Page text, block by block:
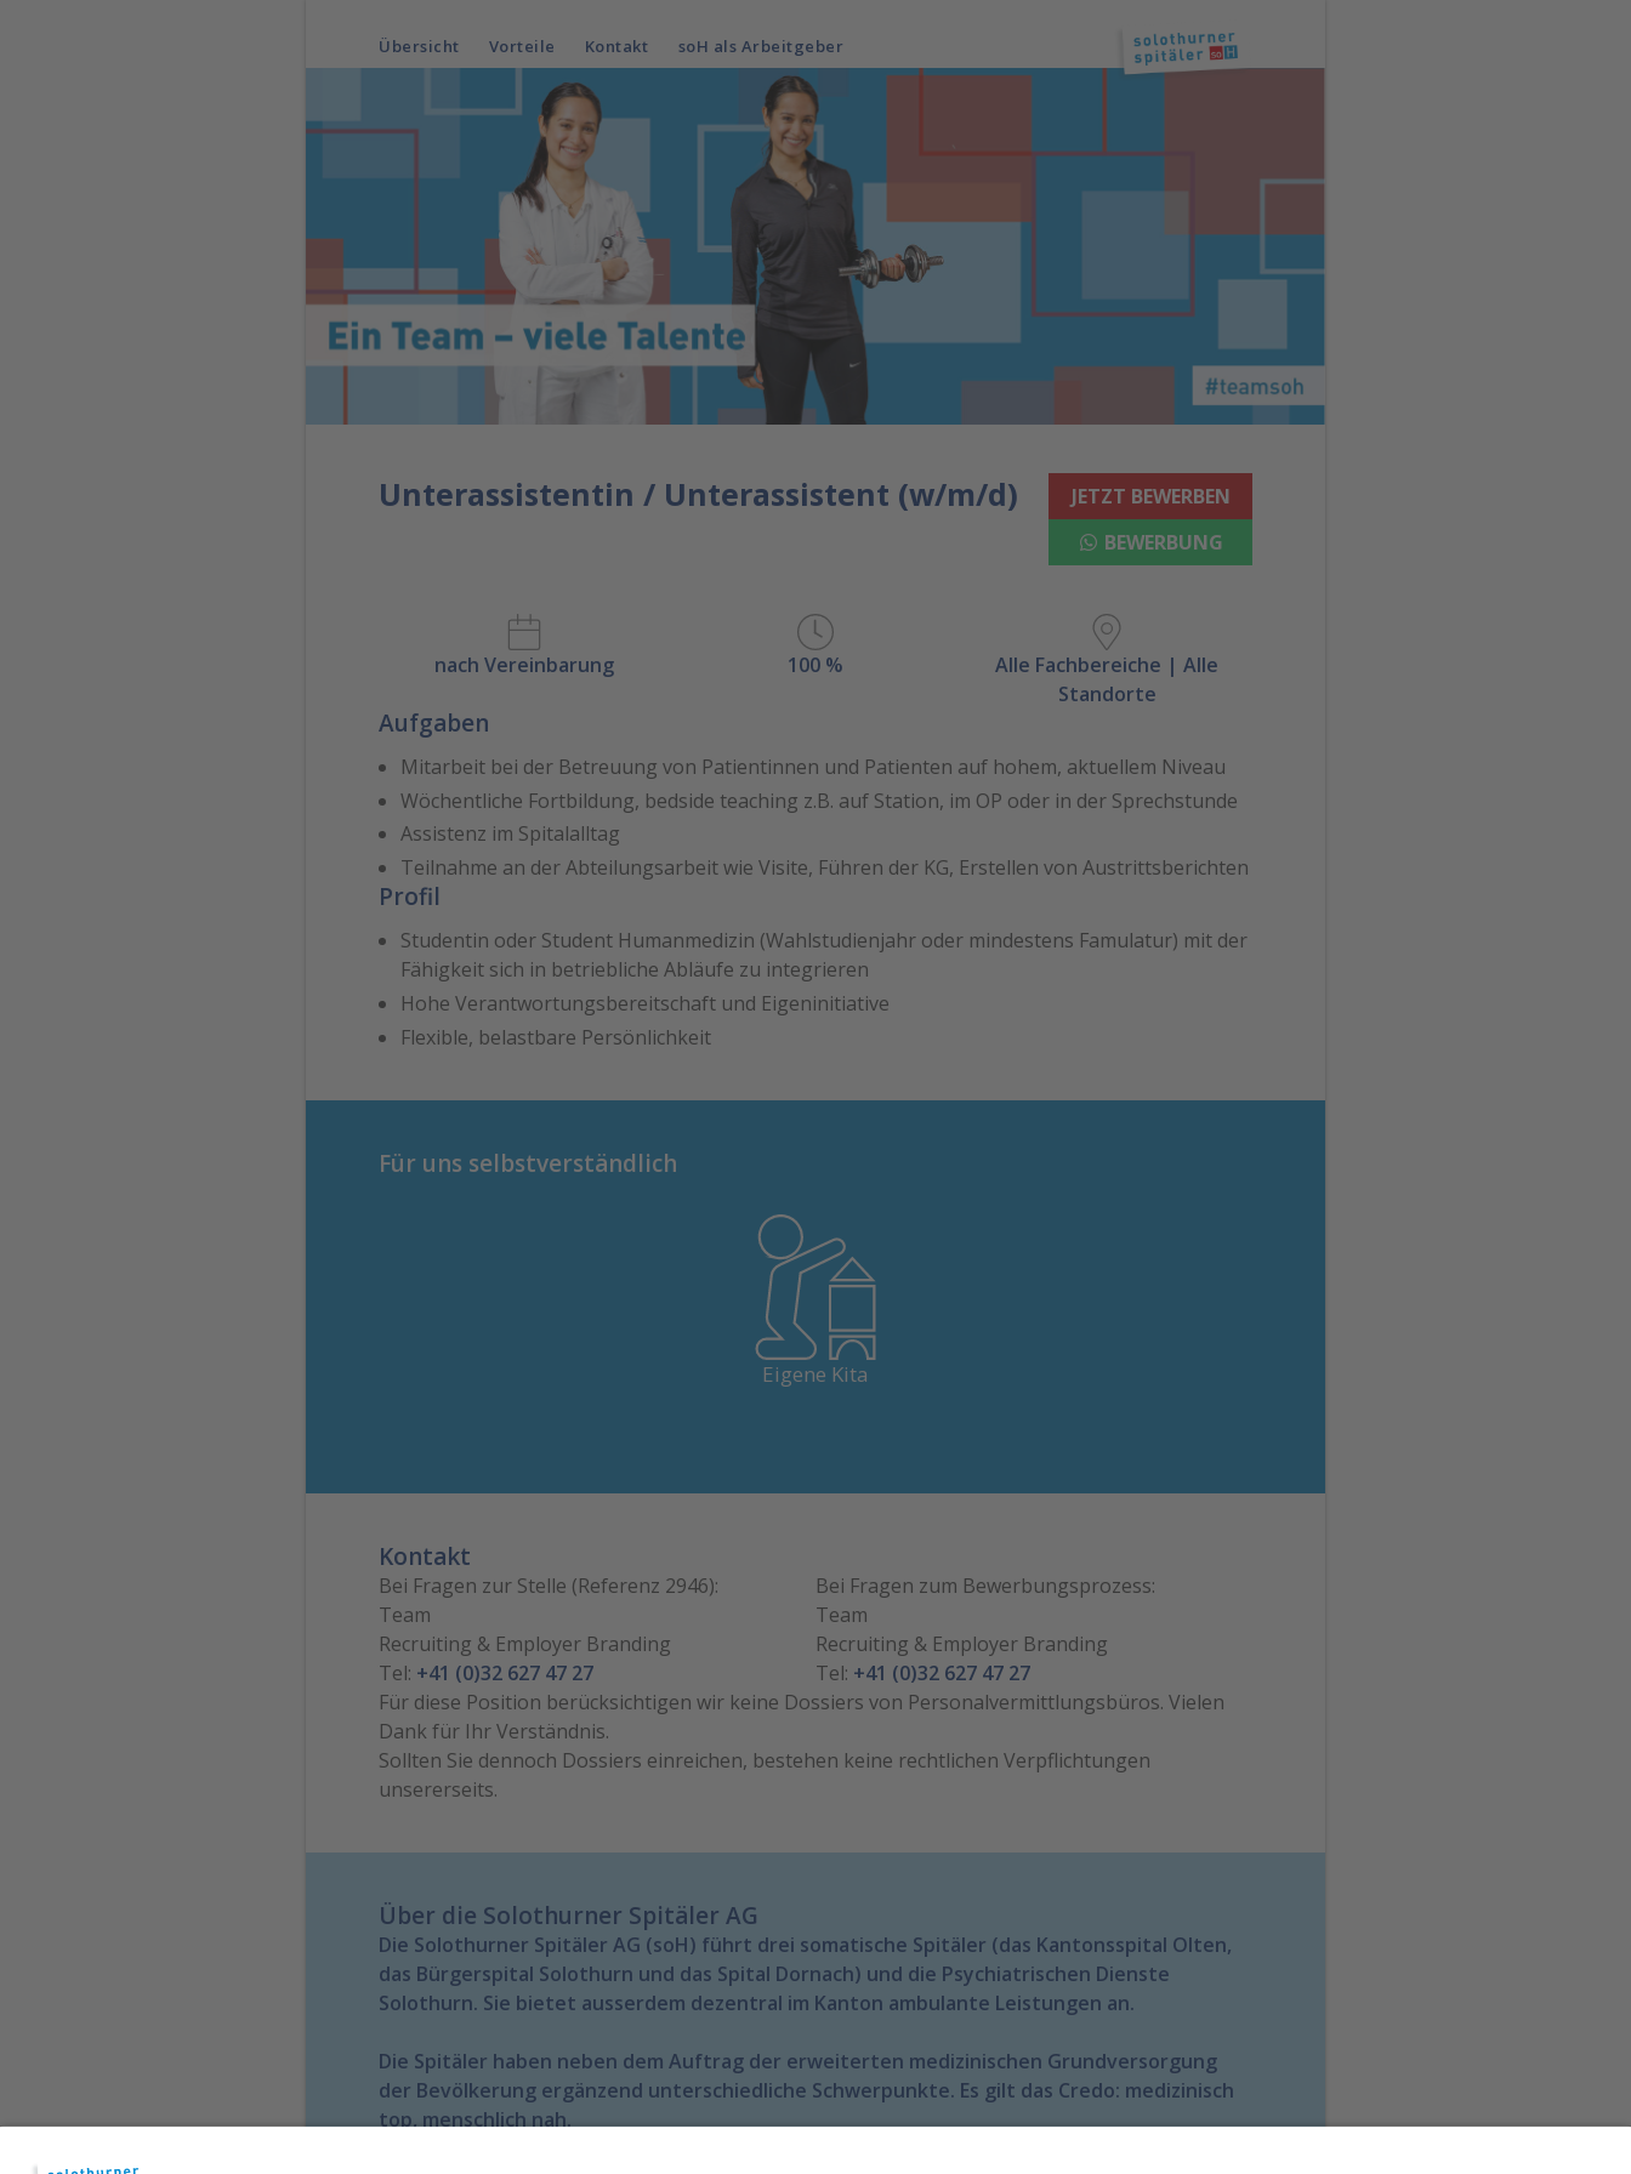
Übersicht Vorteile Kontakt soH als Arbeitgeber
Unterassistentin / Unterassistent (w/m/d)
JETZT BEWERBEN
BEWERBUNG
nach Vereinbarung 100 %
Alle Fachbereiche | Alle
Standorte
Aufgaben
Mitarbeit bei der Betreuung von Patientinnen und Patienten auf hohem, aktuellem Niveau
Wöchentliche Fortbildung, bedside teaching z.B. auf Station, im OP oder in der Sprechstunde
Assistenz im Spitalalltag
Teilnahme an der Abteilungsarbeit wie Visite, Führen der KG, Erstellen von Austrittsberichten
Profil
Studentin oder Student Humanmedizin (Wahlstudienjahr oder mindestens Famulatur) mit der
Fähigkeit sich in betriebliche Abläufe zu integrieren
Hohe Verantwortungsbereitschaft und Eigeninitiative
Flexible, belastbare Persönlichkeit
Für uns selbstverständlich
Eigene Kita
In Solothurn und Olten bieten wir hauseigene Kitas.
Kontakt
Bei Fragen zur Stelle (Referenz 2946):
Team
Recruiting & Employer Branding
Tel: +41 (0)32 627 47 27
Bei Fragen zum Bewerbungsprozess:
Team
Recruiting & Employer Branding
Tel: +41 (0)32 627 47 27
Für diese Position berücksichtigen wir keine Dossiers von Personalvermittlungsbüros. Vielen
Dank für Ihr Verständnis.
Sollten Sie dennoch Dossiers einreichen, bestehen keine rechtlichen Verpflichtungen
unsererseits.
Über die Solothurner Spitäler AG
Die Solothurner Spitäler AG (soH) führt drei somatische Spitäler (das Kantonsspital Olten,
das Bürgerspital Solothurn und das Spital Dornach) und die Psychiatrischen Dienste
Solothurn. Sie bietet ausserdem dezentral im Kanton ambulante Leistungen an.
Die Spitäler haben neben dem Auftrag der erweiterten medizinischen Grundversorgung
der Bevölkerung ergänzend unterschiedliche Schwerpunkte. Es gilt das Credo: medizinisch
top, menschlich nah.